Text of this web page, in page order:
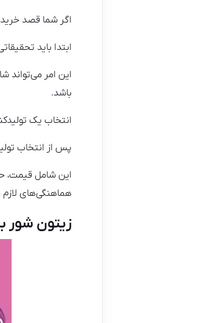
اگر شما قصد خرید
ابتدا باید
این امر می‌تواند
باشد.
انتخاب یک
پس از انتخاب
این شامل قیمت،
هماهنگی‌های
زیتون شور